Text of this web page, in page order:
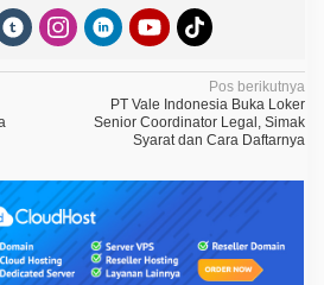
Pos berikutnya
PT Vale Indonesia Buka Loker
Senior Coordinator Legal, Simak
Syarat dan Cara Daftarnya